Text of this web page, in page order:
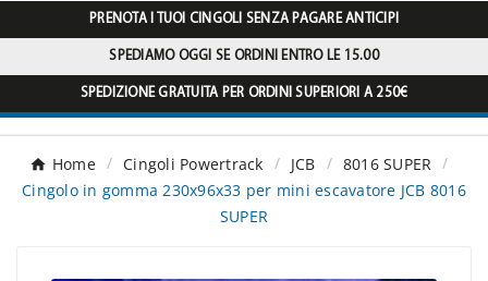
PRENOTA I TUOI CINGOLI SENZA PAGARE ANTICIPI
SPEDIAMO OGGI SE ORDINI ENTRO LE 15.00
SPEDIZIONE GRATUITA PER ORDINI SUPERIORI A 250€
Home Cingoli Powertrack JCB
8016 SUPER
Cingolo in gomma 230x96x33 per mini escavatore JCB 8016
SUPER